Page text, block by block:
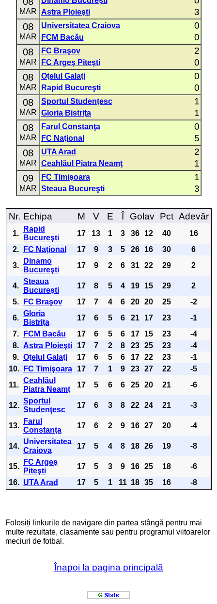
MAR Astra Ploieşti 3
08
MAR
Universitatea Craiova 0
FCM Bacău 0
08
MAR
FC Braşov 2
FC Argeş Piteşti 0
08
MAR
Oţelul Galaţi 0
Rapid Bucureşti 0
08
MAR
Sportul Studenţesc 1
Gloria Bistriţa 1
08
MAR
Farul Constanţa 0
FC Naţional 5
08
MAR
UTA Arad 2
Ceahlăul Piatra Neamţ 1
09
MAR
FC Timişoara 1
Steaua Bucureşti 3
Nr. Echipa M V E Î Golav Pct Adevăr
1.
Rapid
Bucureşti
17 13 1 3 36 12 40
16
2.
FC Naţional 17 9 3 5 26 16 30
6
3.
Dinamo
Bucureşti
17 9 2 6 31 22 29 2
4.
Steaua
Bucureşti
17 8 5 4 19 15 29
2
5.
FC Braşov 17 7 4 6 20 20 25
-2
6.
Gloria
Bistriţa
17 6 5 6 21 17 23
-1
7.
FCM Bacău 17 6 5 6 17 15 23
-4
8. Astra Ploieşti 17 7 2 8 23 25 23
-4
9. Oţelul Galaţi 17 6 5 6 17 22 23
-1
10.
FC Timişoara 17 7 1 9 23 27 22
-5
11.
Ceahlăul
Piatra Neamţ
17 5 6 6 25 20 21 -6
12.
Sportul
Studenţesc
17 6 3 8 22 24 21 -3
13.
Farul
Constanţa
17 6 2 9 16 27 20 -4
14.
Universitatea
Craiova
17 5 4 8 18 26 19 -8
15.
FC Argeş
Piteşti
17 5 3 9 16 25 18
-6
16. UTA Arad 17 5 1 11 18 35 16 -8
Folosiți linkurile de navigare din partea stângă pentru mai
multe rezultate, clasamente sau pentru programul viitoarelor
meciuri de fotbal.
Înapoi la pagina principală